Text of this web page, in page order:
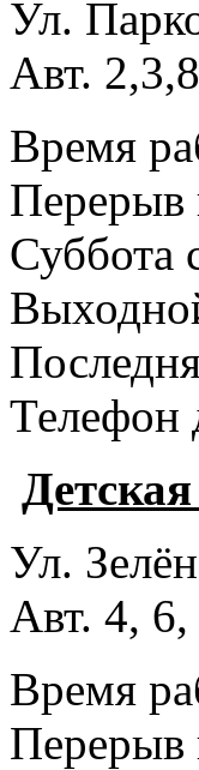
Ул.
Авт.
Время
Перерыв
Суббота
Телефон
Ул.
Авт. 4, 6,
Время
Перерыв